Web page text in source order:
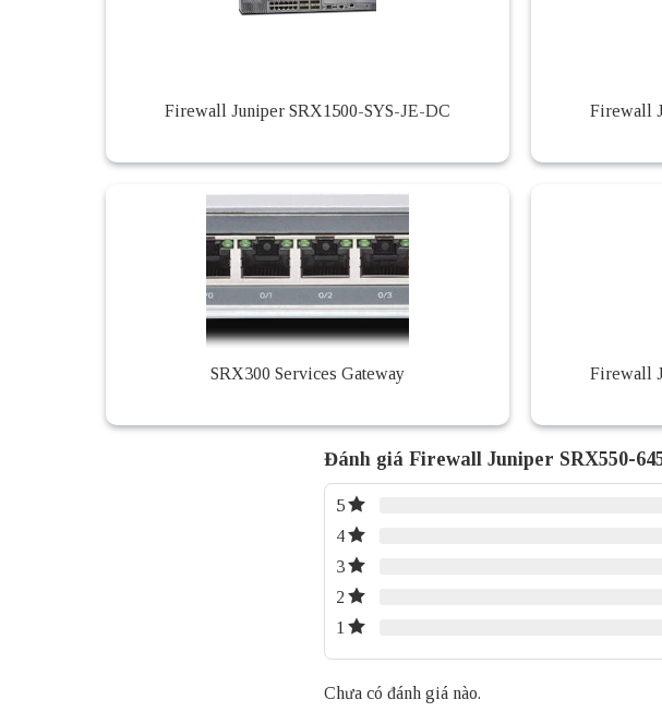
Firewall Juniper SRX1500-SYS-JE-DC Firewall
SRX300 Services Gateway Firewall
Đánh giá Firewall Juniper SRX550-
5
4
3
2
1
Chưa có đánh giá nào.